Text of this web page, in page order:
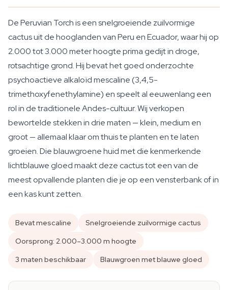
De Peruvian Torch is een snelgroeiende zuilvormige
cactus uit de hooglanden van Peru en Ecuador, waar hij op
2.000 tot 3.000 meter hoogte prima gedijt in droge,
rotsachtige grond. Hij bevat het goed onderzochte
psychoactieve alkaloïd mescaline (3,4,5-
trimethoxyfenethylamine) en speelt al eeuwenlang een
rol in de traditionele Andes-cultuur. Wij verkopen
bewortelde stekken in drie maten — klein, medium en
groot — allemaal klaar om thuis te planten en te laten
groeien. Die blauwgroene huid met die kenmerkende
lichtblauwe gloed maakt deze cactus tot een van de
meest opvallende planten die je op een vensterbank of in
een kas kunt zetten.
Bevat mescaline
Snelgroeiende zuilvormige cactus
Oorsprong: 2.000–3.000 m hoogte
3 maten beschikbaar
Blauwgroen met blauwe gloed